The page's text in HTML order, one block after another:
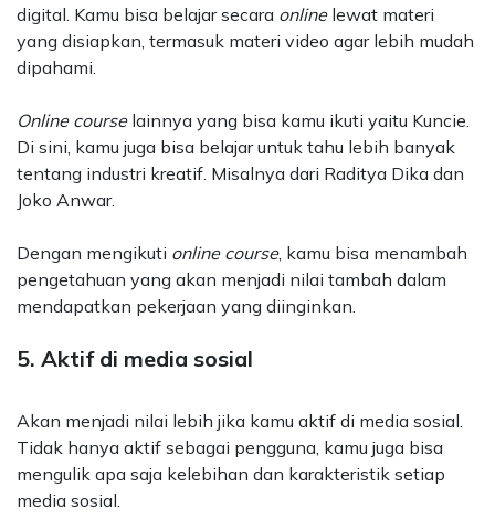
digital. Kamu bisa belajar secara onlinelewat materi
yang disiapkan, termasuk materi video agar lebih mudah
dipahami.
Online courselainnya yang bisa kamu ikuti yaitu Kuncie.
Di sini, kamu juga bisa belajar untuk tahu lebih banyak
tentang industri kreatif. Misalnya dari Raditya Dika dan
Joko Anwar.
Dengan mengikuti online course, kamu bisa menambah
pengetahuan yang akan menjadi nilai tambah dalam
mendapatkan pekerjaan yang diinginkan.
5. Aktif di media sosial
Akan menjadi nilai lebih jika kamu aktif di media sosial.
Tidak hanya aktif sebagai pengguna, kamu juga bisa
mengulik apa saja kelebihan dan karakteristik setiap
media sosial.